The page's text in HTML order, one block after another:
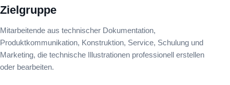
Zielgruppe
Mitarbeitende aus technischer Dokumentation,
Produktkommunikation, Konstruktion, Service, Schulung und
Marketing, die technische Illustrationen professionell erstellen
oder bearbeiten.